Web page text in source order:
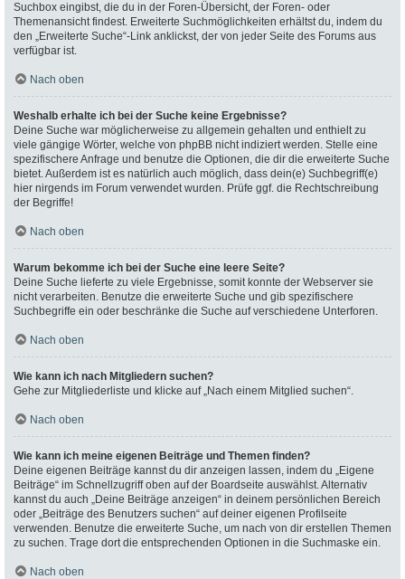
Suchbox eingibst, die du in der Foren-Übersicht, der Foren- oder
Themenansicht findest. Erweiterte Suchmöglichkeiten erhältst du, indem du
den „Erweiterte Suche“-Link anklickst, der von jeder Seite des Forums aus
verfügbar ist.
Nach oben
Weshalb erhalte ich bei der Suche keine Ergebnisse?
Deine Suche war möglicherweise zu allgemein gehalten und enthielt zu
viele gängige Wörter, welche von phpBB nicht indiziert werden. Stelle eine
spezifischere Anfrage und benutze die Optionen, die dir die erweiterte Suche
bietet. Außerdem ist es natürlich auch möglich, dass dein(e) Suchbegriff(e)
hier nirgends im Forum verwendet wurden. Prüfe ggf. die Rechtschreibung
der Begriffe!
Nach oben
Warum bekomme ich bei der Suche eine leere Seite?
Deine Suche lieferte zu viele Ergebnisse, somit konnte der Webserver sie
nicht verarbeiten. Benutze die erweiterte Suche und gib spezifischere
Suchbegriffe ein oder beschränke die Suche auf verschiedene Unterforen.
Nach oben
Wie kann ich nach Mitgliedern suchen?
Gehe zur Mitgliederliste und klicke auf „Nach einem Mitglied suchen“.
Nach oben
Wie kann ich meine eigenen Beiträge und Themen finden?
Deine eigenen Beiträge kannst du dir anzeigen lassen, indem du „Eigene
Beiträge“ im Schnellzugriff oben auf der Boardseite auswählst. Alternativ
kannst du auch „Deine Beiträge anzeigen“ in deinem persönlichen Bereich
oder „Beiträge des Benutzers suchen“ auf deiner eigenen Profilseite
verwenden. Benutze die erweiterte Suche, um nach von dir erstellen Themen
zu suchen. Trage dort die entsprechenden Optionen in die Suchmaske ein.
Nach oben